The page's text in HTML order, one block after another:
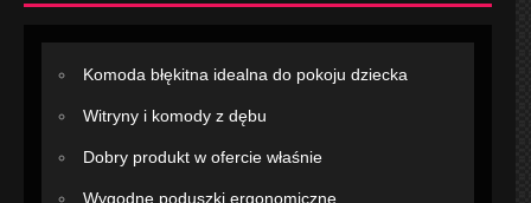
Komoda błękitna idealna do pokoju dziecka
Witryny i komody z dębu
Dobry produkt w ofercie właśnie
Wygodne poduszki ergonomiczne